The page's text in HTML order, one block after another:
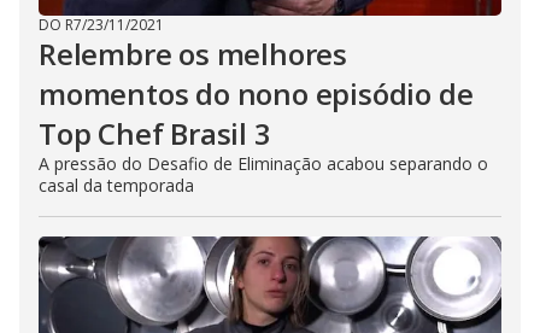
DO R7/23/11/2021
Relembre os melhores
momentos do nono episódio de
Top Chef Brasil 3
A pressão do Desafio de Eliminação acabou separando o
casal da temporada